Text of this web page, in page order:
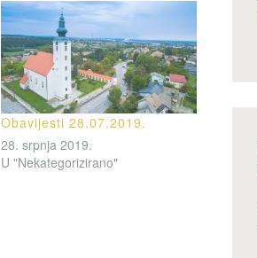
Obavijesti 28.07.2019.
28. srpnja 2019.
U "Nekategorizirano"